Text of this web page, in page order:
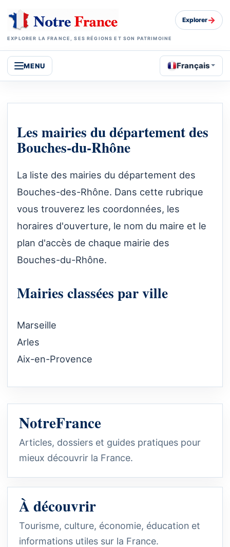
EXPLORER LA FRANCE, SES RÉGIONS ET SON PATRIMOINE
Explorer→
MENU Français
Les mairies du département des
Bouches-du-Rhône
La liste des mairies du département des
Bouches-des-Rhône. Dans cette rubrique
vous trouverez les coordonnées, les
horaires d'ouverture, le nom du maire et le
plan d'accès de chaque mairie des
Bouches-du-Rhône.
Mairies classées par ville
Marseille
Arles
Aix-en-Provence
NotreFrance
Articles, dossiers et guides pratiques pour
mieux découvrir la France.
À découvrir
Tourisme, culture, économie, éducation et
informations utiles sur la France.